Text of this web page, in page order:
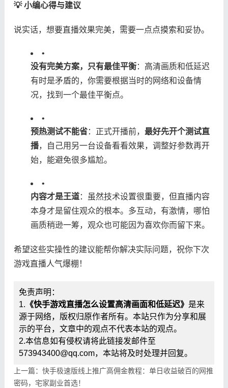
​💡 小编心得与建议​
说实话，想要直播效果完美，需要一点点摸索和妥协。
•
​没有完美方案，只有最佳平衡​​：高清画质和低延迟
有时是矛盾的，你需要根据当时的网络和设备情
况，找到一个最佳平衡点。
•
​预热测试不能省​​：正式开播前，​ ​最好先开个测试直
播​​，自己用另一台设备看看效果，调整好参数再开
始，能避免很多尴尬。
•
​内容才是王道​​：虽然技术设置很重要，但直播内容
本身才是留住观众的根本。多互动，有激情，哪怕
画质稍逊一筹，观众也可能因为喜欢你而留下来。
希望这些实操性的建议能帮你解决实际问题，祝你下次
游戏直播人气爆棚！
免责声明：
1. 《快手游戏直播怎么设置高清画面和低延迟》 是来
源于网络，版权归原作者所有。本站只作为分享和展
示的平台，文章中的观点不代表本站的观点。
2.本信息如有侵权请将此链接发邮件至
573943400@qq.com，本站将及时处理并回复。
上一篇：快手极速版线上推广高佣金教程：单日收益破百的网推
密码，宅家副业首选！